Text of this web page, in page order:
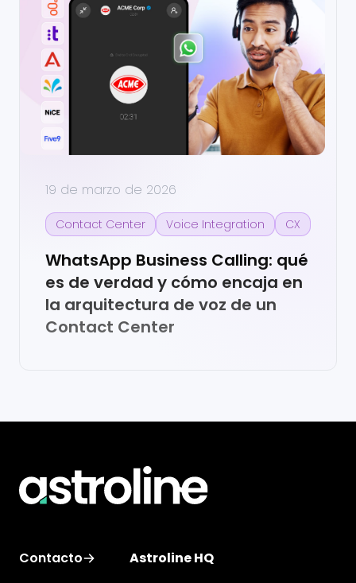
19 de marzo de 2026
Contact Center Voice Integration CX
WhatsApp Business Calling: qué
es de verdad y cómo encaja en
la arquitectura de voz de un
Contact Center
Contacto Astroline HQ